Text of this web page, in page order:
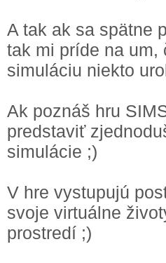
A tak ak sa spätne
tak mi príde na um,
simuláciu niekto
Ak poznáš hru
predstaviť
simulácie ;)
V hre vystupujú
svoje virtuálne
prostredí ;)